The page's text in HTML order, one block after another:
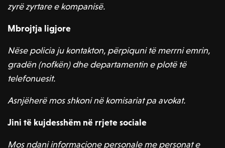
zyrë zyrtare e kompanisë.
Mbrojtja ligjore
Nëse policia ju kontakton, përpiquni të merrni emrin,
gradën (nofkën) dhe departamentin e plotë të
telefonuesit.
Asnjëherë mos shkoni në komisariat pa avokat.
Jini të kujdesshëm në rrjete sociale
Mos ndani informacione personale me personat e